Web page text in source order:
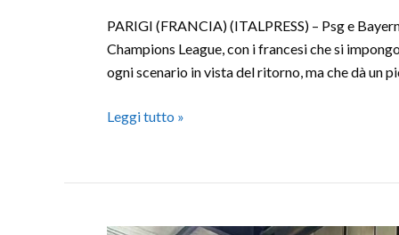
PARIGI (FRANCIA) (ITALPRESS) – Psg e
Champions League, con i francesi che si
ogni scenario in vista del ritorno, ma che dà un
Leggi tutto »